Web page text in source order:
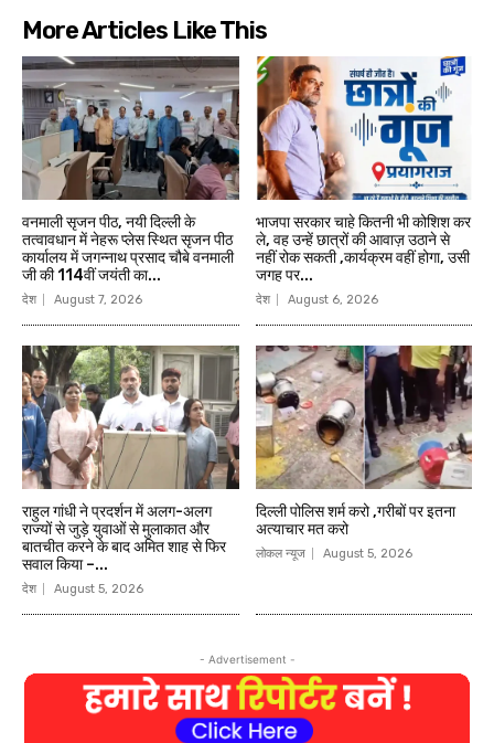
More Articles Like This
वनमाली सृजन पीठ, नयी दिल्ली के
तत्वावधान में नेहरू प्लेस स्थित सृजन पीठ
कार्यालय में जगन्नाथ प्रसाद चौबे वनमाली
जी की 114वीं जयंती का...
देश August 7, 2026
भाजपा सरकार चाहे कितनी भी कोशिश कर
ले, वह उन्हें छात्रों की आवाज़ उठाने से
नहीं रोक सकती ,कार्यक्रम वहीं होगा, उसी
जगह पर...
देश August 6, 2026
राहुल गांधी ने प्रदर्शन में अलग-अलग
राज्यों से जुड़े युवाओं से मुलाकात और
बातचीत करने के बाद अमित शाह से फिर
सवाल किया –...
देश August 5, 2026
दिल्ली पोलिस शर्म करो ,गरीबों पर इतना
अत्याचार मत करो
लोकल न्यूज August 5, 2026
- Advertisement -